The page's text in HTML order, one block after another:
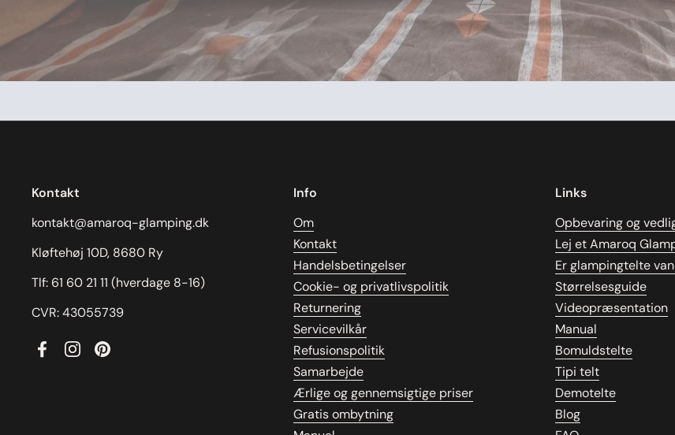
Kontakt
kontakt@amaroq-glamping.dk
Kløftehøj 10D, 8680 Ry
Tlf: 61 60 21 11 (hverdage 8-16)
CVR: 43055739
FacebookInstagramPinterest
Info
Om
Kontakt
Handelsbetingelser
Cookie- og privatlivspolitik
Returnering
Servicevilkår
Refusionspolitik
Samarbejde
Ærlige og gennemsigtige priser
Gratis ombytning
Links
Opbevaring og
Lej et Amaroq
Er glampingtelte
Størrelsesguide
Videopræsentation
Manual
Bomuldstelte
Tipi telt
Demotelte
Blog